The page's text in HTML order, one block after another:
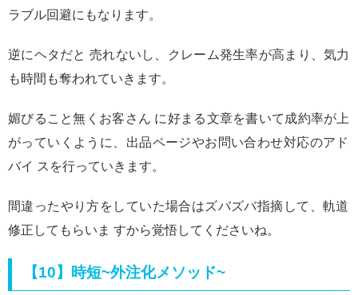
ラブル回避にもなります。
逆にヘタだと 売れないし、クレーム発生率が高まり、気力
も時間も奪われていきます。
媚びること無くお客さん に好まる文章を書いて成約率が上
がっていくように、出品ページやお問い合わせ対応のアド
バイ スを行っていきます。
間違ったやり方をしていた場合はズバズバ指摘して、軌道
修正してもらいま すから覚悟してくださいね。
【10】時短~外注化メソッド~